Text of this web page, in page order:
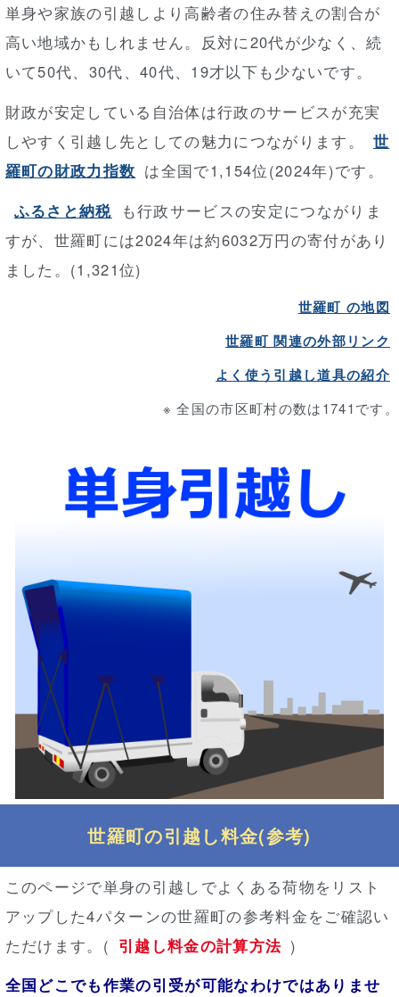
単身や家族の引越しより高齢者の住み替えの割合が
高い地域かもしれません。反対に20代が少なく、続
いて50代、30代、40代、19才以下も少ないです。
財政が安定している自治体は行政のサービスが充実
しやすく引越し先としての魅力につながります。
世
羅町の財政力指数 は全国で1,154位(2024年)です。
ふるさと納税 も行政サービスの安定につながりま
すが、世羅町には2024年は約6032万円の寄付があり
ました。(1,321位)
世羅町 の地図
世羅町 関連の外部リンク
よく使う引越し道具の紹介
※ 全国の市区町村の数は1741です。
世羅町の引越し料金(参考)
このページで単身の引越しでよくある荷物をリスト
アップした4パターンの世羅町の参考料金をご確認い
ただけます。( 引越し料金の計算方法 )
全国どこでも作業の引受が可能なわけではありませ